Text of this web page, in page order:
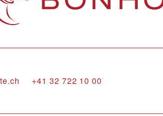
+41 32 722 10 00